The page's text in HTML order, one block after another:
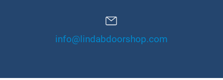
info@lindabdoorshop.com